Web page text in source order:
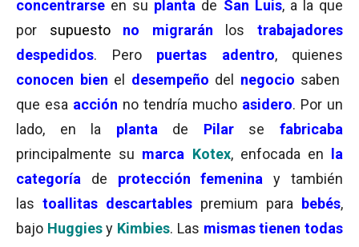
concentrarse en su planta de San Luis, a la que
por supuesto no migrarán lostrabajadores
despedidos. Pero puertas adentro, quienes
conocen bien el desempeño del negocio saben
que esa acción no tendría mucho asidero. Por un
lado, en la planta de Pilar sefabricaba
principalmente su marca Kotex, enfocada en la
categoría de protección femenina y también
las toallitas descartables premium para bebés,
bajo Huggiesy Kimbies. Las mismas tienen todas